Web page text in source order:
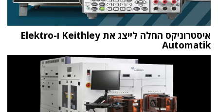
איסטרוניקס החלה לייצג את Keithley ו-Elektro
Automatik